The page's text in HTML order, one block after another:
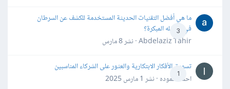
3
ما هي أفضل التقنيات الحديثة المستخدمة للكشف عن السرطان
في مراحله المبكرة؟
Abdelaziz Tahir · نشر
8 مارس
1
تسويق الأفكار الابتكارية والعثور على الشركاء المناسبين
احمد حموده · نشر 1 مارس 2025